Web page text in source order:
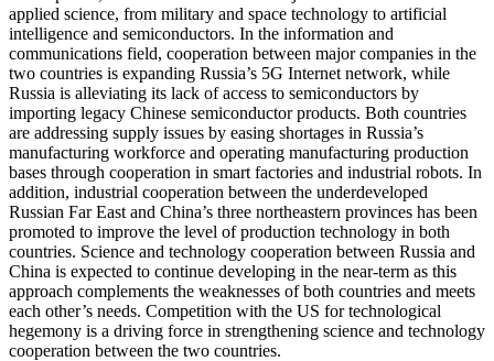
applied science, from military and space technology to artificial
intelligence and semiconductors. In the information and
communications field, cooperation between major companies in the
two countries is expanding Russia’s 5G Internet network, while
Russia is alleviating its lack of access to semiconductors by
importing legacy Chinese semiconductor products. Both countries
are addressing supply issues by easing shortages in Russia’s
manufacturing workforce and operating manufacturing production
bases through cooperation in smart factories and industrial robots. In
addition, industrial cooperation between the underdeveloped
Russian Far East and China’s three northeastern provinces has been
promoted to improve the level of production technology in both
countries. Science and technology cooperation between Russia and
China is expected to continue developing in the near-term as this
approach complements the weaknesses of both countries and meets
each other’s needs. Competition with the US for technological
hegemony is a driving force in strengthening science and technology
cooperation between the two countries.